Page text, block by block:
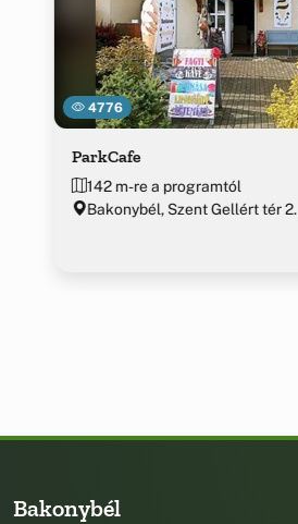
4776
ParkCafe
142 m-re a programtól
Bakonybél, Szent Gellért tér 2.
Bakonybél